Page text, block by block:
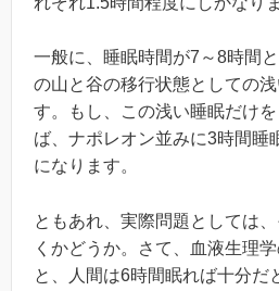
一般に、睡眠時間が7～8時間
の山と谷の移行状態としての
す。もし、この浅い睡眠だけ
ば、ナポレオン並みに3時間睡
になります。
ともあれ、実際問題としては
くかどうか。さて、血液生理
と、人間は6時間眠れば十分だ